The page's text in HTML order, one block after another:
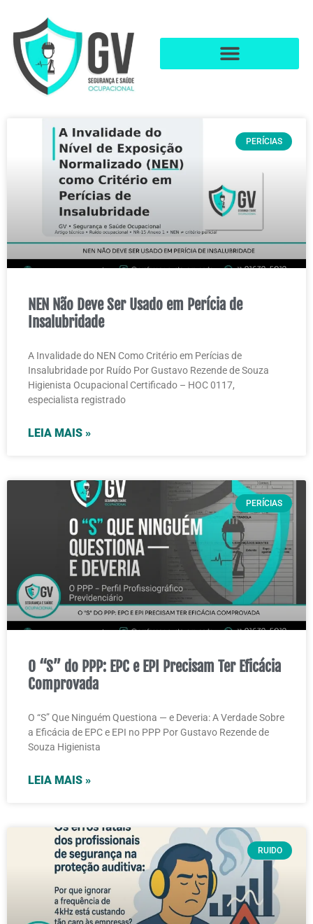
PERÍCIAS
NEN Não Deve Ser Usado em Perícia de
Insalubridade
A Invalidade do NEN Como Critério em Perícias de
Insalubridade por Ruído Por Gustavo Rezende de Souza
Higienista Ocupacional Certificado – HOC 0117,
especialista registrado
LEIA MAIS »
PERÍCIAS
O “S” do PPP: EPC e EPI Precisam Ter Eficácia
Comprovada
O “S” Que Ninguém Questiona — e Deveria: A Verdade Sobre
a Eficácia de EPC e EPI no PPP Por Gustavo Rezende de
Souza Higienista
LEIA MAIS »
RUIDO